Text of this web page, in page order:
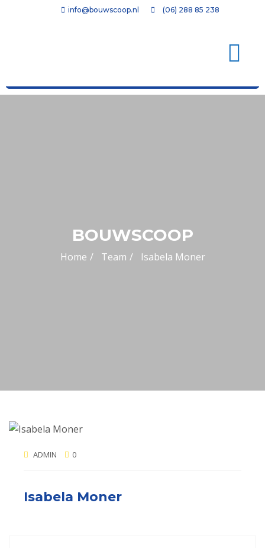
info@bouwscoop.nl (06) 288 85 238
BOUWSCOOP
Home Team Isabela Moner
ADMIN 0
Isabela Moner